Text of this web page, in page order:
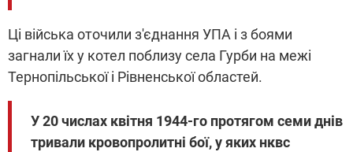
Ці війська оточили з'єднання УПА і з боями
загнали їх у котел поблизу села Гурби на межі
Тернопільської і Рівненської областей.
У 20 числах квітня 1944-го протягом семи днів
тривали кровопролитні бої, у яких нквс